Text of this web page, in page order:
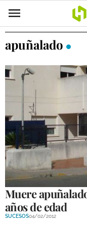
POLÍTICA
ELECCIONES
ECONOMÍA
DESARROLLO LOCAL
LUCENA EMPRESAS
OCIO
COFRADÍAS
apuñalado
Muere
años de edad
SUCESOS04/02/2012